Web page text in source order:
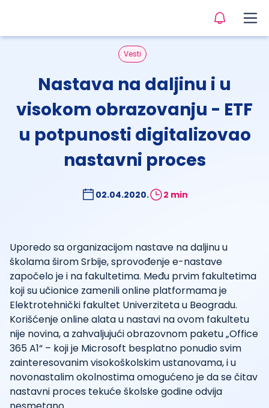
Vesti
Nastava na daljinu i u
visokom obrazovanju - ETF
u potpunosti digitalizovao
nastavni proces
02.04.2020. 2 min
Uporedo sa organizacijom nastave na daljinu u
školama širom Srbije, sprovođenje e-nastave
započelo je i na fakultetima. Među prvim fakultetima
koji su učionice zamenili online platformama je
Elektrotehnički fakultet Univerziteta u Beogradu.
Korišćenje online alata u nastavi na ovom fakultetu
nije novina, a zahvaljujući obrazovnom paketu „Office
365 A1“ – koji je Microsoft besplatno ponudio svim
zainteresovanim visokoškolskim ustanovama, i u
novonastalim okolnostima omogućeno je da se čitav
nastavni proces tekuće školske godine odvija